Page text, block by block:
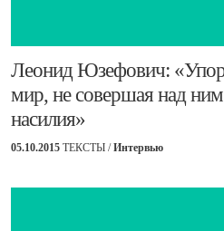
​Леонид Юзефович:
мир, не совершая над
насилия»
05.10.2015 ТЕКСТЫ /Интервью